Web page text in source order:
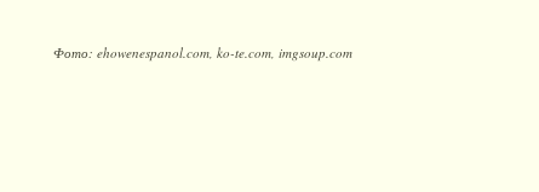
Фото: ehowenespanol.com, ko-te.com, imgsoup.com